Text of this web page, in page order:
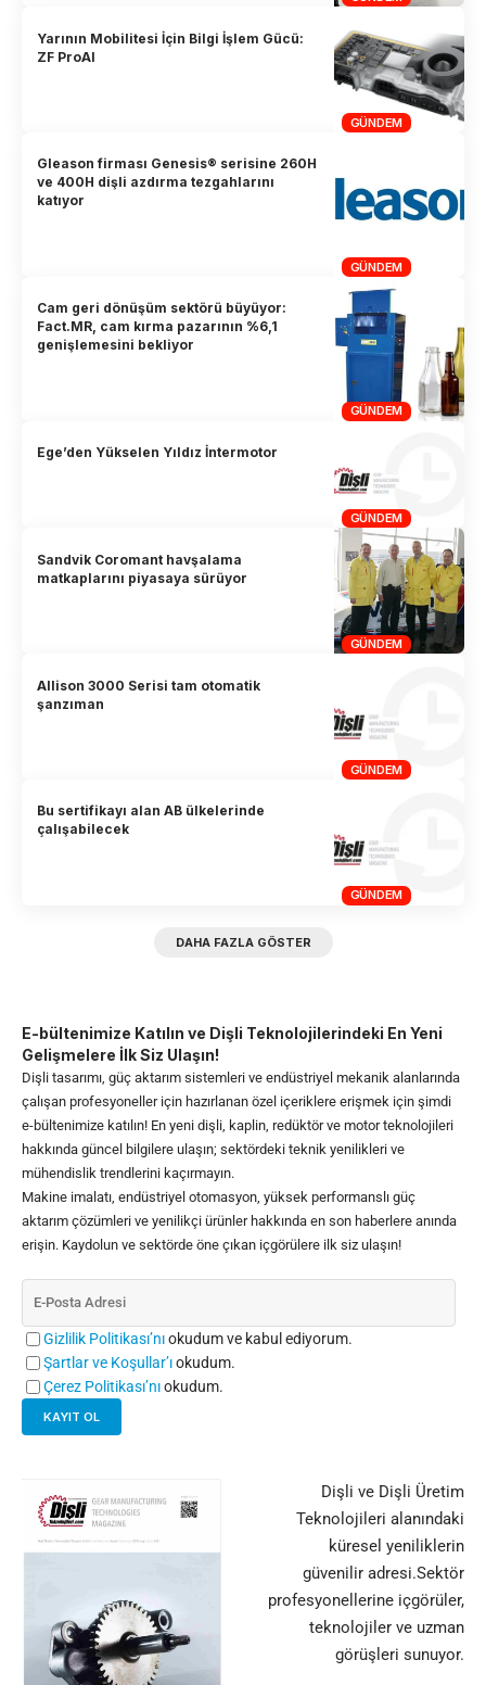
GÜNDEM
Yarının Mobilitesi İçin Bilgi İşlem Gücü:
ZF ProAI
GÜNDEM
Gleason firması Genesis® serisine 260H
ve 400H dişli azdırma tezgahlarını
katıyor
GÜNDEM
Cam geri dönüşüm sektörü büyüyor:
Fact.MR, cam kırma pazarının %6,1
genişlemesini bekliyor
GÜNDEM
Ege’den Yükselen Yıldız İntermotor
GÜNDEM
Sandvik Coromant havşalama
matkaplarını piyasaya sürüyor
GÜNDEM
Allison 3000 Serisi tam otomatik
şanzıman
GÜNDEM
Bu sertifikayı alan AB ülkelerinde
çalışabilecek
DAHA FAZLA GÖSTER
E-bültenimize Katılın ve Dişli Teknolojilerindeki En Yeni
Gelişmelere İlk Siz Ulaşın!
Dişli tasarımı, güç aktarım sistemleri ve endüstriyel mekanik alanlarında
çalışan profesyoneller için hazırlanan özel içeriklere erişmek için şimdi
e-bültenimize katılın! En yeni dişli, kaplin, redüktör ve motor teknolojileri
hakkında güncel bilgilere ulaşın; sektördeki teknik yenilikleri ve
mühendislik trendlerini kaçırmayın.
Makine imalatı, endüstriyel otomasyon, yüksek performanslı güç
aktarım çözümleri ve yenilikçi ürünler hakkında en son haberlere anında
erişin. Kaydolun ve sektörde öne çıkan içgörülere ilk siz ulaşın!
Gizlilik Politikası’nıokudum ve kabul ediyorum.
Şartlar ve Koşullar’ıokudum.
Çerez Politikası’nıokudum.
Dişli ve Dişli Üretim
Teknolojileri alanındaki
küresel yeniliklerin
güvenilir adresi.Sektör
profesyonellerine içgörüler,
teknolojiler ve uzman
görüşleri sunuyor.